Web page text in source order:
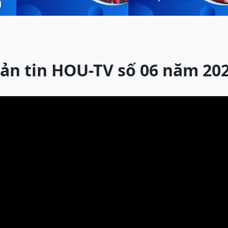
tin HOU-TV số 06 năm